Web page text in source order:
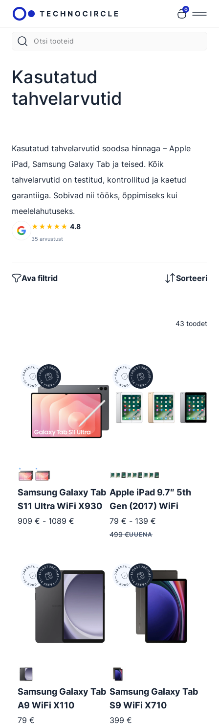
0
Kasutatud
tahvelarvutid
Kasutatud tahvelarvutid soodsa hinnaga – Apple
iPad, Samsung Galaxy Tab ja teised. Kõik
tahvelarvutid on testitud, kontrollitud ja kaetud
garantiiga. Sobivad nii tööks, õppimiseks kui
meelelahutuseks.
★★★★★ 4.8
35 arvustust
Ava filtrid Sorteeri
43 toodet
Samsung Galaxy Tab
S11 Ultra WiFi X930
909 € - 1089 €
Apple iPad 9.7″ 5th
Gen (2017) WiFi
79 € - 139 €
499€UUENA
Samsung Galaxy Tab
A9 WiFi X110
79 €
Samsung Galaxy Tab
S9 WiFi X710
399 €